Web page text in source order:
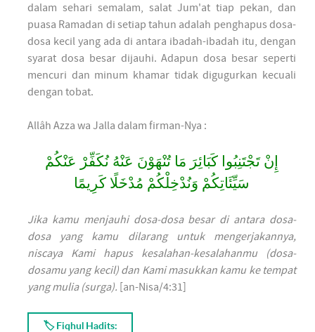
dalam sehari semalam, salat Jum'at tiap pekan, dan
puasa Ramadan di setiap tahun adalah penghapus dosa-
dosa kecil yang ada di antara ibadah-ibadah itu, dengan
syarat dosa besar dijauhi. Adapun dosa besar seperti
mencuri dan minum khamar tidak digugurkan kecuali
dengan tobat.
Allâh Azza wa Jalla dalam firman-Nya :
إِنْ تَجْتَنِبُوا كَبَائِرَ مَا تُنْهَوْنَ عَنْهُ نُكَفِّرْ عَنْكُمْ
سَيِّئَاتِكُمْ وَنُدْخِلْكُمْ مُدْخَلًا كَرِيمًا
Jika kamu menjauhi dosa-dosa besar di antara dosa-
dosa yang kamu dilarang untuk mengerjakannya,
niscaya Kami hapus kesalahan-kesalahanmu (dosa-
dosamu yang kecil) dan Kami masukkan kamu ke tempat
yang mulia (surga). [an-Nisa/4:31]
🏷 Fiqhul Hadits: